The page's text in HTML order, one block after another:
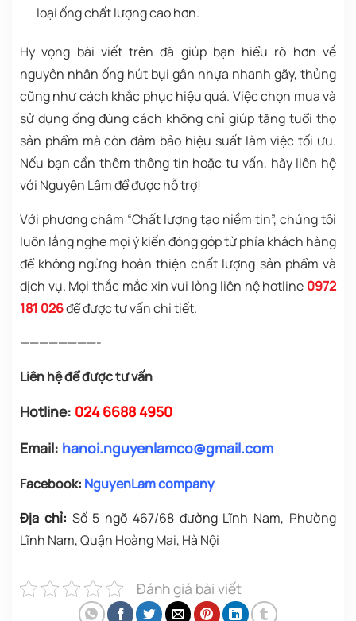
loại ống chất lượng cao hơn.
Hy vọng bài viết trên đã giúp bạn hiểu rõ hơn về
nguyên nhân ống hút bụi gân nhựa nhanh gãy, thủng
cũng như cách khắc phục hiệu quả. Việc chọn mua và
sử dụng ống đúng cách không chỉ giúp tăng tuổi thọ
sản phẩm mà còn đảm bảo hiệu suất làm việc tối ưu.
Nếu bạn cần thêm thông tin hoặc tư vấn, hãy liên hệ
với Nguyên Lâm để được hỗ trợ!
Với phương châm “Chất lượng tạo niềm tin”, chúng tôi
luôn lắng nghe mọi ý kiến đóng góp từ phía khách hàng
để không ngừng hoàn thiện chất lượng sản phẩm và
dịch vụ. Mọi thắc mắc xin vui lòng liên hệ hotline 0972
181 026để được tư vấn chi tiết.
————————-
Liên hệ để được tư vấn
Hotline: 024 6688 4950
Email: hanoi.nguyenlamco@gmail.com
Facebook: NguyenLam company
Địa chỉ: Số 5 ngõ 467/68 đường Lĩnh Nam, Phường
Lĩnh Nam, Quận Hoàng Mai, Hà Nội
Đánh giá bài viết